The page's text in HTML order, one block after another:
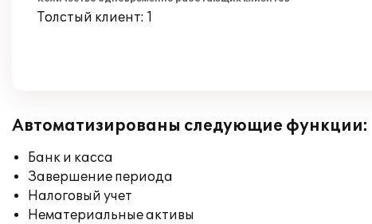
Толстый клиент: 1
Автоматизированы следующие функции:
Банк и касса
Завершение периода
Налоговый учет
Нематериальные активы